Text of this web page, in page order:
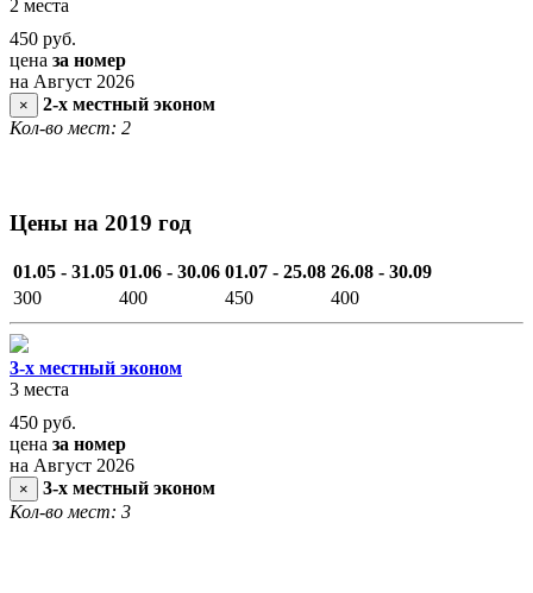
2 места
450 руб.
цена за номер
на Август 2026
×
2-х местный эконом
Кол-во мест: 2
Цены на 2019 год
01.05 - 31.05 01.06 - 30.06 01.07 - 25.08 26.08 - 30.09
300
400 450 400
3-х местный эконом
3 места
450 руб.
цена за номер
на Август 2026
×
3-х местный эконом
Кол-во мест: 3